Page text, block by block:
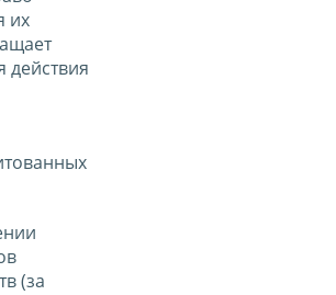
их
действия
(за